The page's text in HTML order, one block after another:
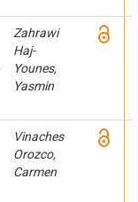
Zahrawi
Haj-
Younes,
Yasmin
Vinaches
Orozco,
Carmen